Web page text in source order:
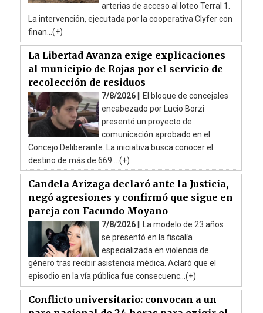
arterias de acceso al loteo Terral 1.
La intervención, ejecutada por la cooperativa Clyfer con
finan...(+)
La Libertad Avanza exige explicaciones
al municipio de Rojas por el servicio de
recolección de residuos
7/8/2026 ||
El bloque de concejales
encabezado por Lucio Borzi
presentó un proyecto de
comunicación aprobado en el
Concejo Deliberante. La iniciativa busca conocer el
destino de más de 669 ...(+)
Candela Arizaga declaró ante la Justicia,
negó agresiones y confirmó que sigue en
pareja con Facundo Moyano
7/8/2026 ||
La modelo de 23 años
se presentó en la fiscalía
especializada en violencia de
género tras recibir asistencia médica. Aclaró que el
episodio en la vía pública fue consecuenc...(+)
Conflicto universitario: convocan a un